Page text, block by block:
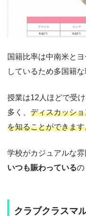
国籍比率は中南米と
しているため多国籍
授業は12人ほどで受
多く、 ディスカッシ
を知ることができます
学校がカジュアルな
いつも賑わっているの
クラブクラスマ